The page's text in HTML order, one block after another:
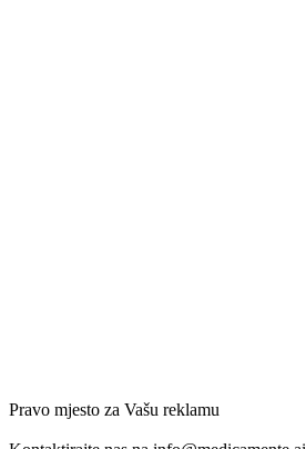
Pravo mjesto za Vašu reklamu